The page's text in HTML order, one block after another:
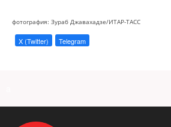
фотография: Зураб Джавахадзе/ИТАР-ТАСС
X (Twitter) Telegram